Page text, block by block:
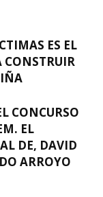
ES EL
CONSTRUIR
CONCURSO
EL
DE, DAVID
ARROYO